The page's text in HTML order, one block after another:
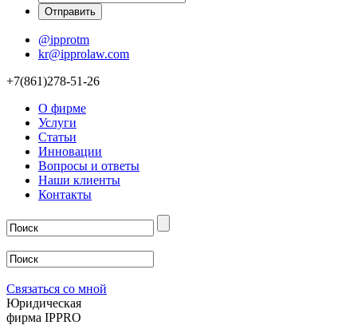
@ipprotm
kr@ipprolaw.com
+7(861)278-51-26
О фирме
Услуги
Статьи
Инновации
Вопросы и ответы
Наши клиенты
Контакты
Связаться со мной
Юридическая
фирма IPPRO